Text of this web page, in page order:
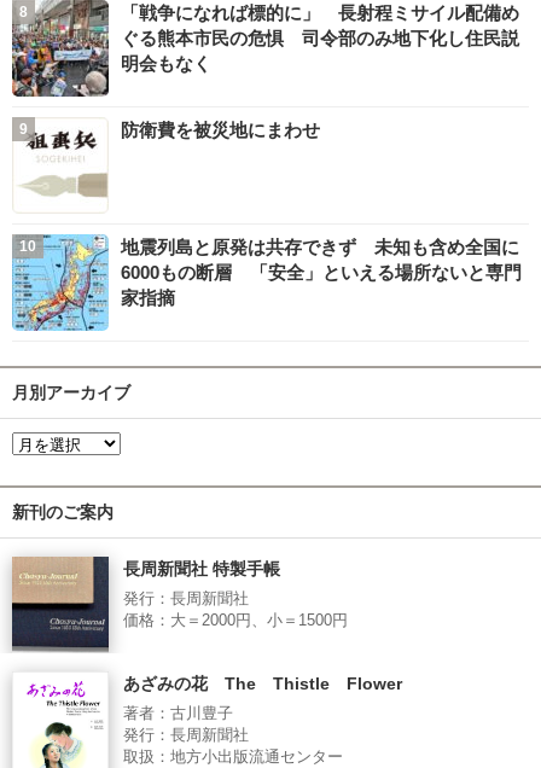
「戦争になれば標的に」 長射程ミサイル配備め
ぐる熊本市民の危惧 司令部のみ地下化し住民説
明会もなく
防衛費を被災地にまわせ
地震列島と原発は共存できず 未知も含め全国に
6000もの断層 「安全」といえる場所ないと専門
家指摘
月別アーカイブ
新刊のご案内
長周新聞社 特製手帳
発行：長周新聞社
価格：大＝2000円、小＝1500円
あざみの花 The Thistle Flower
著者：古川豊子
発行：長周新聞社
取扱：地方小出版流通センター